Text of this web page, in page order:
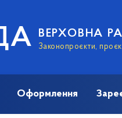
ВЕРХОВНА
Законопроєкти,
Оформлення